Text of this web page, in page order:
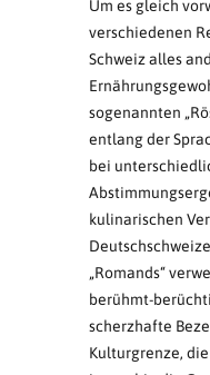
Um es gleich
verschiedenen
Schweiz alles
sogenannten
entlang der
bei
kulinarischen
„Romands“
berühmt-
scherzhafte
Kulturgrenze,